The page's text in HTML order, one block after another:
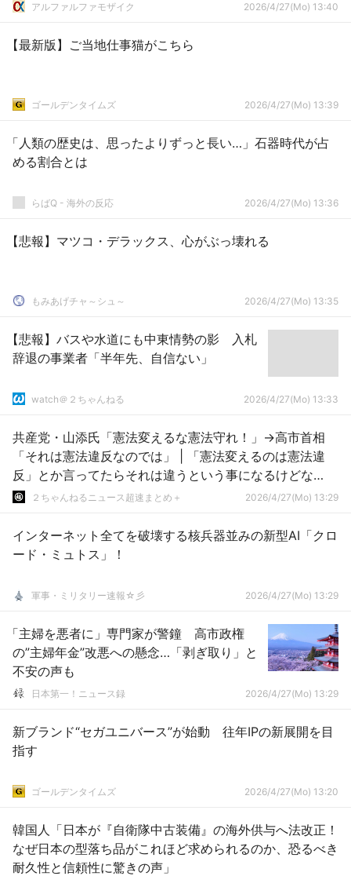
アルファルファモザイク 2026/4/27(Mo) 13:40
【最新版】ご当地仕事猫がこちら
ゴールデンタイムズ 2026/4/27(Mo) 13:39
「人類の歴史は、思ったよりずっと長い…」石器時代が占
める割合とは
らばQ - 海外の反応 2026/4/27(Mo) 13:36
【悲報】マツコ・デラックス、心がぶっ壊れる
もみあげチャ～シュ～ 2026/4/27(Mo) 13:35
【悲報】バスや水道にも中東情勢の影 入札
辞退の事業者「半年先、自信ない」
watch＠２ちゃんねる 2026/4/27(Mo) 13:33
共産党・山添氏「憲法変えるな憲法守れ！」→高市首相
「それは憲法違反なのでは」 | 「憲法変えるのは憲法違
反」とか言ってたらそれは違うという事になるけどな
あ・・・？
２ちゃんねるニュース超速まとめ＋ 2026/4/27(Mo) 13:29
インターネット全てを破壊する核兵器並みの新型AI「クロ
ード・ミュトス」！
軍事・ミリタリー速報☆彡 2026/4/27(Mo) 13:29
「主婦を悪者に」専門家が警鐘 高市政権
の”主婦年金”改悪への懸念…「剥ぎ取り」と
不安の声も
日本第一！ニュース録 2026/4/27(Mo) 13:29
新ブランド“セガユニバース”が始動 往年IPの新展開を目
指す
ゴールデンタイムズ 2026/4/27(Mo) 13:20
韓国人「日本が『自衛隊中古装備』の海外供与へ法改正！
なぜ日本の型落ち品がこれほど求められるのか、恐るべき
耐久性と信頼性に驚きの声」